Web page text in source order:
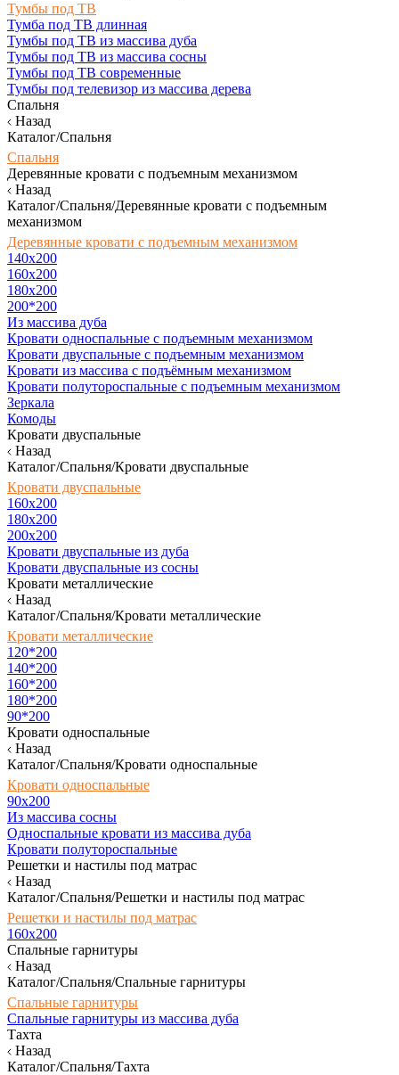
Тумбы под ТВ
Тумба под ТВ длинная
Тумбы под ТВ из массива дуба
Тумбы под ТВ из массива сосны
Тумбы под ТВ современные
Тумбы под телевизор из массива дерева
Спальня
Назад
Каталог/Спальня
Спальня
Деревянные кровати с подъемным механизмом
Назад
Каталог/Спальня/Деревянные кровати с подъемным
механизмом
Деревянные кровати с подъемным механизмом
140x200
160х200
180х200
200*200
Из массива дуба
Кровати односпальные с подъемным механизмом
Кровати двуспальные с подъемным механизмом
Кровати из массива с подъёмным механизмом
Кровати полутороспальные с подъемным механизмом
Зеркала
Комоды
Кровати двуспальные
Назад
Каталог/Спальня/Кровати двуспальные
Кровати двуспальные
160х200
180x200
200x200
Кровати двуспальные из дуба
Кровати двуспальные из сосны
Кровати металлические
Назад
Каталог/Спальня/Кровати металлические
Кровати металлические
120*200
140*200
160*200
180*200
90*200
Кровати односпальные
Назад
Каталог/Спальня/Кровати односпальные
Кровати односпальные
90х200
Из массива сосны
Односпальные кровати из массива дуба
Кровати полутороспальные
Решетки и настилы под матрас
Назад
Каталог/Спальня/Решетки и настилы под матрас
Решетки и настилы под матрас
160х200
Спальные гарнитуры
Назад
Каталог/Спальня/Спальные гарнитуры
Спальные гарнитуры
Спальные гарнитуры из массива дуба
Тахта
Назад
Каталог/Спальня/Тахта